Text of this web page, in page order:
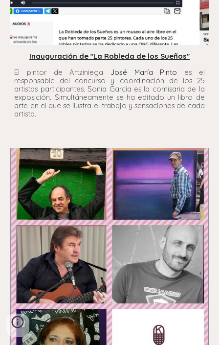
Inauguración de "La Robleda de los Sueños"
El pintor de Artziniega José María Pinto es el
responsable del concurso y coordinación de los 25
artistas participantes. Sonia García es la comisaria de la
exposición. Simultáneamente se ha editado un libro de
arte en el que se ilustra el trabajo y sensaciones de cada
artista.